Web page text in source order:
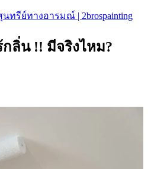
ทรีย์ทางอารมณ์ | 2brospainting
ลิ่น !! มีจริงไหม?